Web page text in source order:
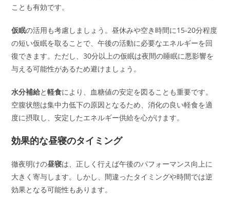
ことも有効です。
仮眠の活用も考慮しましょう。昼休みや空き時間に15-20分程度
の短い仮眠を取ることで、午後の活動に必要なエネルギーを回
復できます。ただし、30分以上の仮眠は夜間の睡眠に悪影響を
与える可能性があるため避けましょう。
水分補給と軽食により、血糖値の安定を図ることも重要です。
空腹状態は集中力低下の原因となるため、消化の良い軽食を適
度に摂取し、安定したエネルギー供給を心がけます。
効果的な昼寝のタイミング
徹夜明けの昼寝は、正しく行えば午後のパフォーマンス向上に
大きく寄与します。しかし、間違ったタイミングや時間では逆
効果となる可能性もあります。